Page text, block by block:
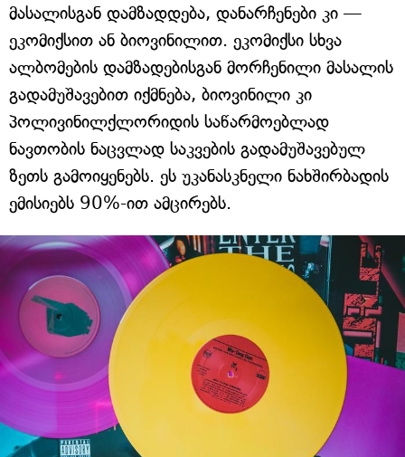
მასალისგან დამზადდება, დანარჩენები კი —
ეკომიქსით ან ბიოვინილით. ეკომიქსი სხვა
ალბომების დამზადებისგან მორჩენილი მასალის
გადამუშავებით იქმნება, ბიოვინილი კი
პოლივინილქლორიდის საწარმოებლად
ნავთობის ნაცვლად საკვების გადამუშავებულ
ზეთს გამოიყენებს. ეს უკანასკნელი ნახშირბადის
ემისიებს 90%-ით ამცირებს.